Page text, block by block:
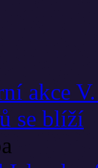
akce
se blíží